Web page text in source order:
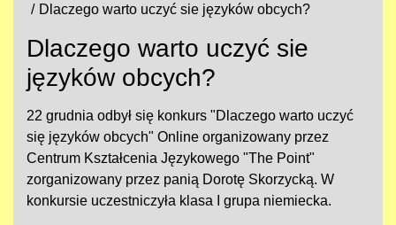
Dlaczego warto uczyć sie języków obcych?
Dlaczego warto uczyć sie
języków obcych?
22 grudnia odbył się konkurs "Dlaczego warto uczyć
się języków obcych" Online organizowany przez
Centrum Kształcenia Językowego "The Point"
zorganizowany przez panią Dorotę Skorzycką. W
konkursie uczestniczyła klasa I grupa niemiecka.